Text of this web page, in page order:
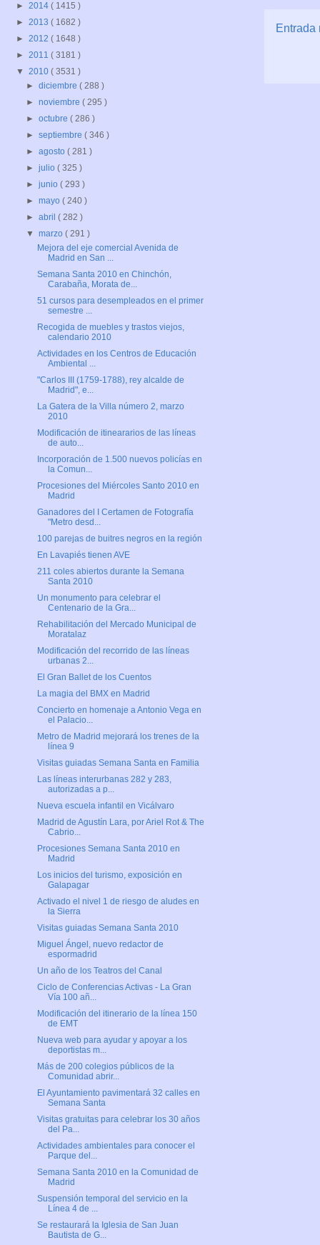
Entrada
► 2014 ( 1415 )
► 2013 ( 1682 )
► 2012 ( 1648 )
► 2011 ( 3181 )
▼ 2010 ( 3531 )
►diciembre( 288 )
►noviembre( 295 )
►octubre( 286 )
►septiembre( 346 )
►agosto( 281 )
►julio( 325 )
►junio( 293 )
►mayo( 240 )
►abril( 282 )
▼marzo( 291 )
Mejora del eje comercial Avenida de
Madrid en San ...
Semana Santa 2010 en Chinchón,
Carabaña, Morata de...
51 cursos para desempleados en el primer
semestre ...
Recogida de muebles y trastos viejos,
calendario 2010
Actividades en los Centros de Educación
Ambiental ...
"Carlos III (1759-1788), rey alcalde de
Madrid", e...
La Gatera de la Villa número 2, marzo
2010
Modificación de itineararios de las líneas
de auto...
Incorporación de 1.500 nuevos policías en
la Comun...
Procesiones del Miércoles Santo 2010 en
Madrid
Ganadores del I Certamen de Fotografía
"Metro desd...
100 parejas de buitres negros en la región
En Lavapiés tienen AVE
211 coles abiertos durante la Semana
Santa 2010
Un monumento para celebrar el
Centenario de la Gra...
Rehabilitación del Mercado Municipal de
Moratalaz
Modificación del recorrido de las líneas
urbanas 2...
El Gran Ballet de los Cuentos
La magia del BMX en Madrid
Concierto en homenaje a Antonio Vega en
el Palacio...
Metro de Madrid mejorará los trenes de la
línea 9
Visitas guiadas Semana Santa en Familia
Las líneas interurbanas 282 y 283,
autorizadas a p...
Nueva escuela infantil en Vicálvaro
Madrid de Agustín Lara, por Ariel Rot & The
Cabrio...
Procesiones Semana Santa 2010 en
Madrid
Los inicios del turismo, exposición en
Galapagar
Activado el nivel 1 de riesgo de aludes en
la Sierra
Visitas guiadas Semana Santa 2010
Miguel Ángel, nuevo redactor de
espormadrid
Un año de los Teatros del Canal
Ciclo de Conferencias Activas - La Gran
Vía 100 añ...
Modificación del itinerario de la línea 150
de EMT
Nueva web para ayudar y apoyar a los
deportistas m...
Más de 200 colegios públicos de la
Comunidad abrir...
El Ayuntamiento pavimentará 32 calles en
Semana Santa
Visitas gratuitas para celebrar los 30 años
del Pa...
Actividades ambientales para conocer el
Parque del...
Semana Santa 2010 en la Comunidad de
Madrid
Suspensión temporal del servicio en la
Línea 4 de ...
Se restaurará la Iglesia de San Juan
Bautista de G...